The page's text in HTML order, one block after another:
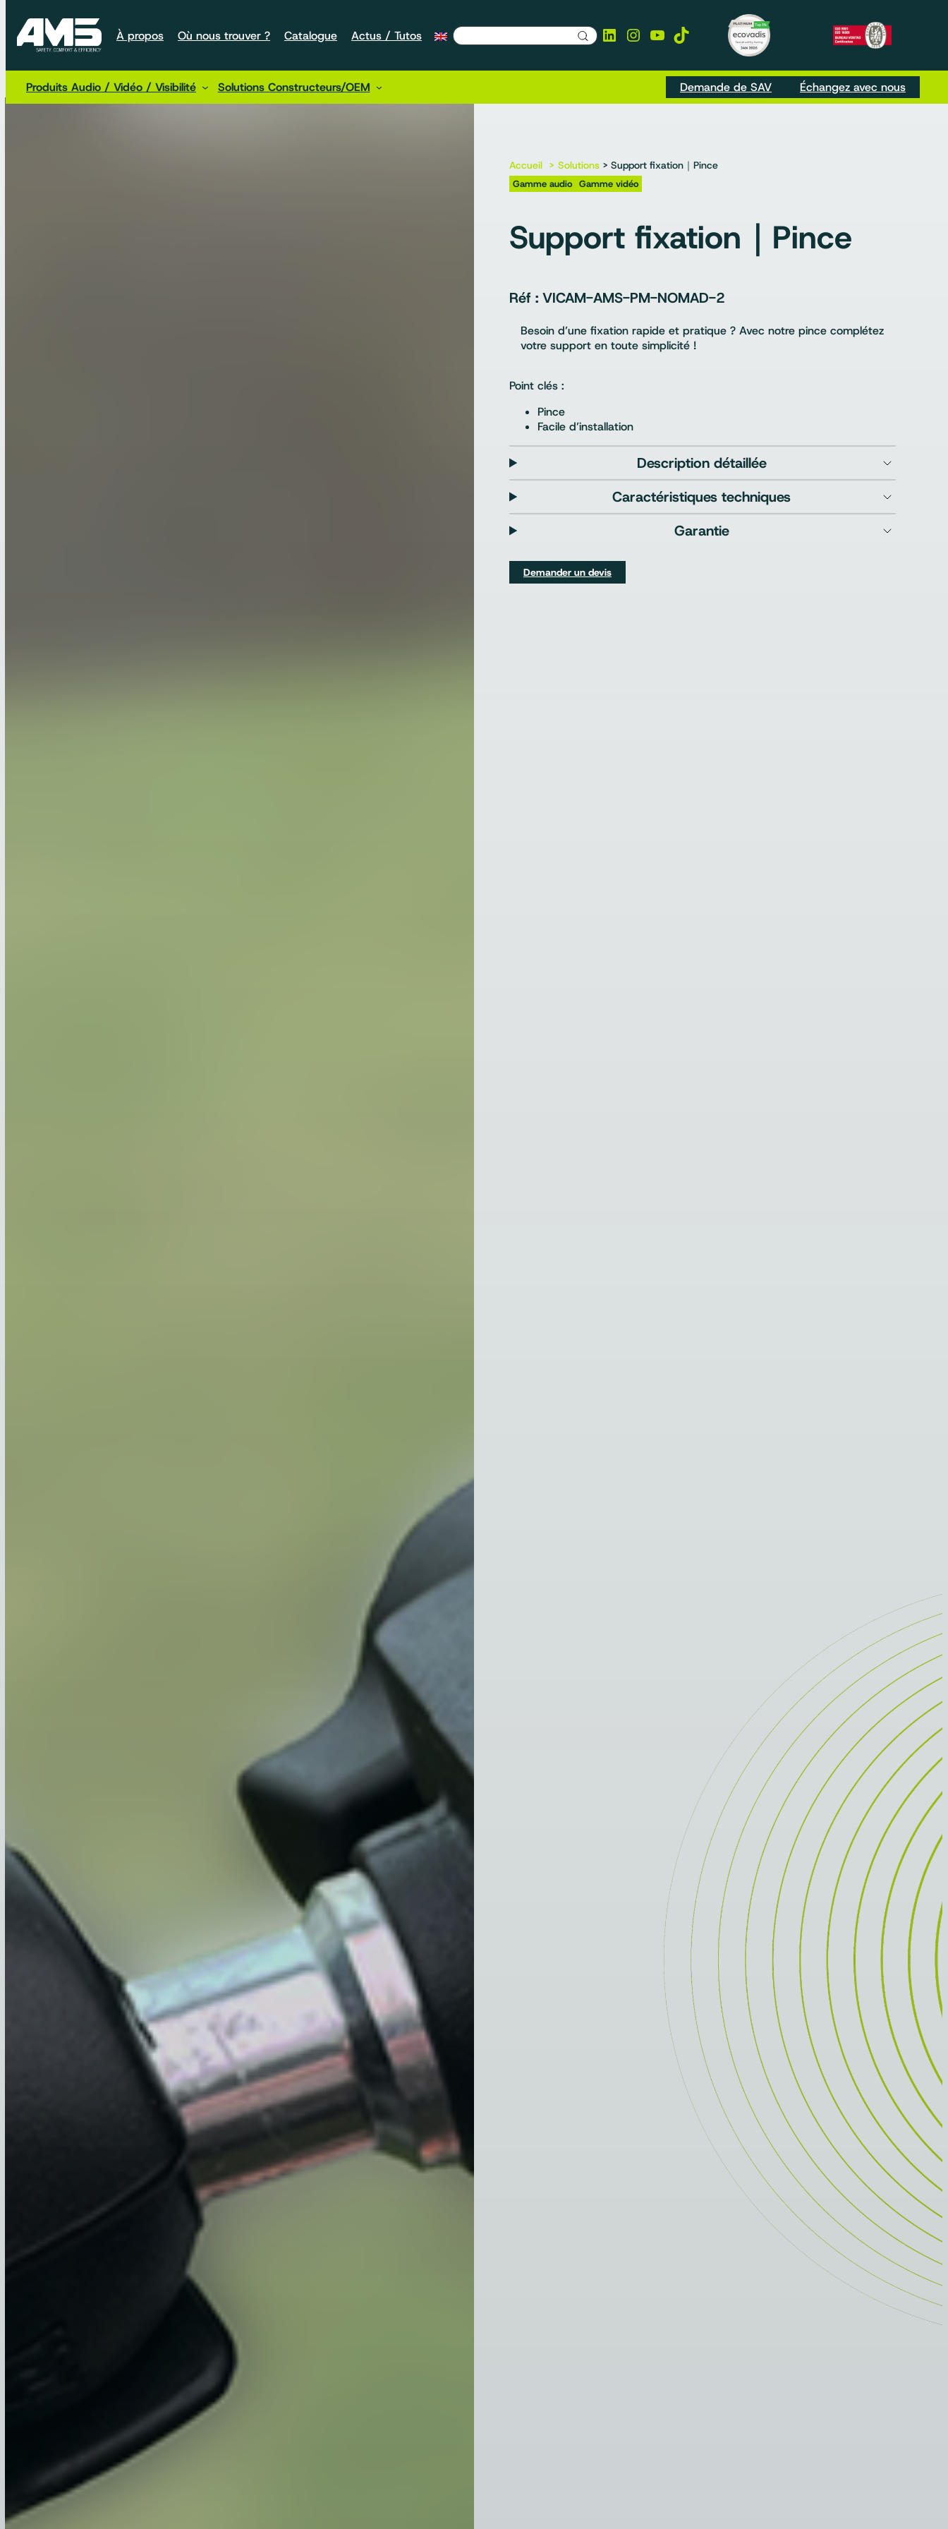
À propos Où nous trouver ? Catalogue Actus / Tutos LinkedIn
Instagram
YouTube
TikTok
Produits Audio / Vidéo / Visibilité Solutions Constructeurs/OEM Demande de SAV Échangez avec nous
Accueil Solutions > Support fixation｜Pince
Gamme audio Gamme vidéo
Support fixation｜Pince
VICAM-AMS-PM-NOMAD-2
Besoin d’une fixation rapide et pratique ? Avec notre pince complétez
votre support en toute simplicité !
Point clés :
Pince
Facile d’installation
Description détaillée
Caractéristiques techniques
Garantie
Demander un devis